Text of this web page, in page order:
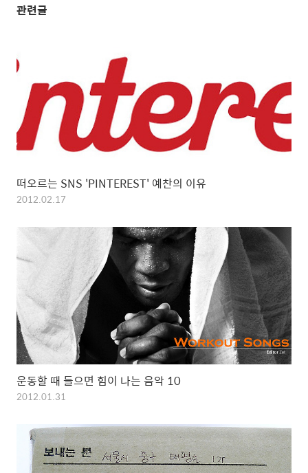
관련글
떠오르는 SNS 'PINTEREST' 예찬의 이유
2012.02.17
운동할 때 들으면 힘이 나는 음악 10
2012.01.31